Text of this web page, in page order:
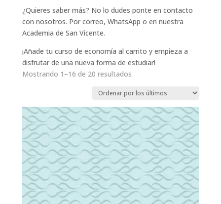
¿Quieres saber más? No lo dudes ponte en contacto
con nosotros. Por correo, WhatsApp o en nuestra
Academia de San Vicente.
¡Añade tu curso de economía al carrito y empieza a
disfrutar de una nueva forma de estudiar!
Mostrando 1–16 de 20 resultadosOrdenado
los
últimos